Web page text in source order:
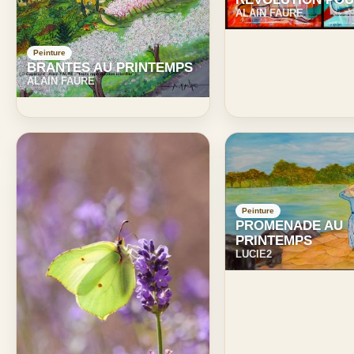
Peinture
BRANTES AU PRINTEMPS
ALAIN FAURE
ALAIN FAURE
Peinture
PROMENADE AU
PRINTEMPS
LUCIE2